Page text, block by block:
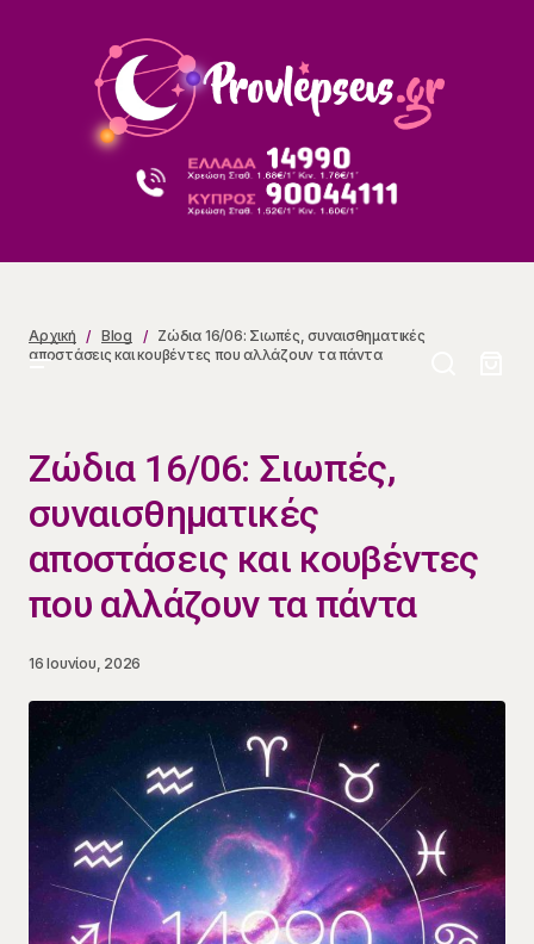
Αρχική Blog
Ζώδια 16/06: Σιωπές, συναισθηματικές
αποστάσεις και κουβέντες που αλλάζουν τα πάντα
Ζώδια 16/06: Σιωπές,
συναισθηματικές
αποστάσεις και κουβέντες
που αλλάζουν τα πάντα
16 Ιουνίου, 2026